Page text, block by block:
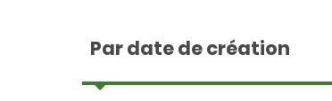
Par date de création